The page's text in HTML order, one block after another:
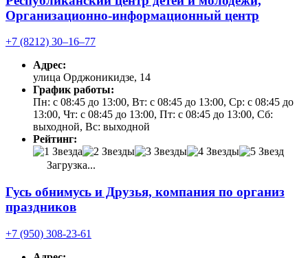
Организационно-информационный центр
+7 (8212) 30‒16‒77
Адрес:
улица Орджоникидзе, 14
График работы:
Пн: с 08:45 до 13:00, Вт: с 08:45 до 13:00, Ср: с 08:45 до
13:00, Чт: с 08:45 до 13:00, Пт: с 08:45 до 13:00, Сб:
выходной, Вс: выходной
Рейтинг:
Загрузка...
Гусь обнимусь и Друзья, компания по организ
праздников
+7 (950) 308-23-61